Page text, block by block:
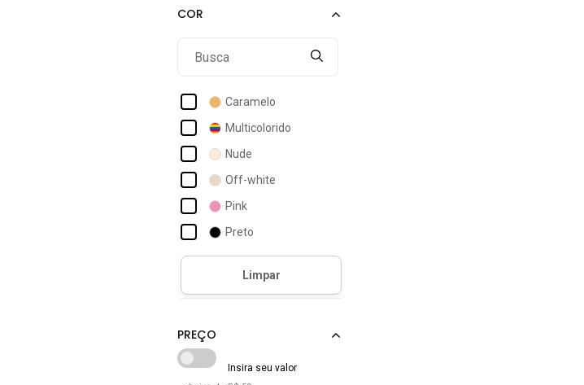
Caramelo
Multicolorido
Nude
Off-white
Pink
Preto